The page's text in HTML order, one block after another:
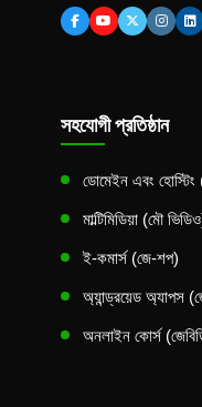
সহযোগী প্রতিষ্ঠান
ডোমেইন এবং হোস্টিং
মাল্টিমিডিয়া (মৌ
ই-কমার্স (জে-শপ)
অ্যান্ড্রয়েড অ্যাপস
অনলাইন কোর্স